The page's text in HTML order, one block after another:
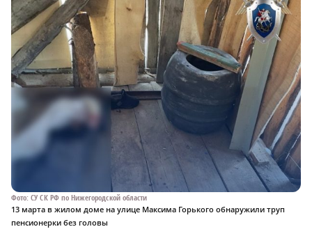
Фото: СУ СК РФ по Нижегородской области
13 марта в жилом доме на улице Максима Горького обнаружили труп
пенсионерки без головы